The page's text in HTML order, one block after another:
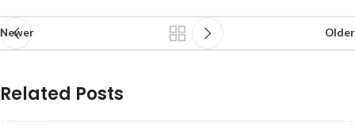
Newer Older
Related Posts